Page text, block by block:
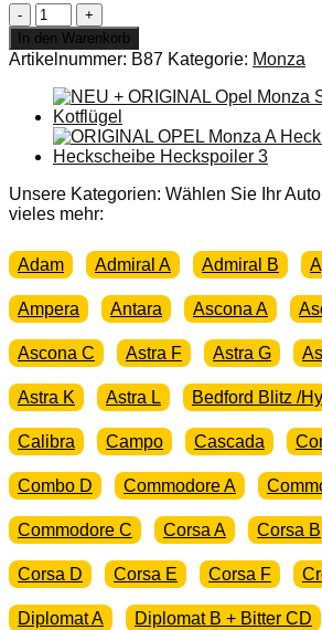
NEU
+
ORIGINAL
Opel
Monza
GS/E
Zierleiste
Kotflügel
Menge
In den Warenkorb
Artikelnummer: B87 Kategorie: Monza
Unsere Kategorien: Wählen Sie Ihr
vieles mehr:
Adam Admiral A Admiral B
Ampera Antara Ascona A
Ascona C Astra F Astra G
Astra K Astra L Bedford Blitz /
Calibra Campo Cascada
Combo D Commodore A
Commodore C Corsa A Corsa B
Corsa D Corsa E Corsa F
Diplomat A Diplomat B + Bitter CD